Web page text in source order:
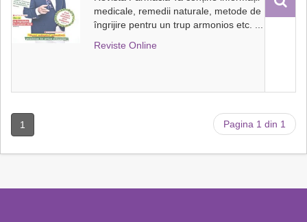
medicale, remedii naturale, metode de
îngrijire pentru un trup armonios etc.
Reviste Online
1 Pagina 1 din 1